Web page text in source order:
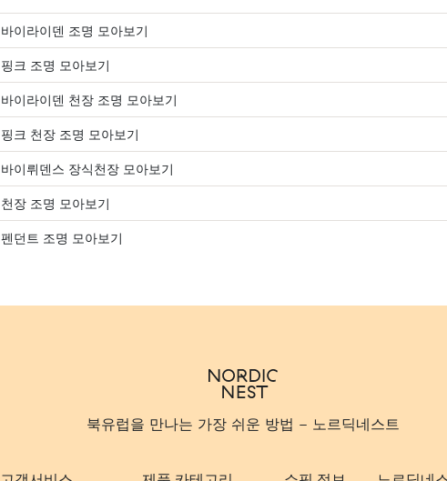
바이라이덴 조명 모아보기
핑크 조명 모아보기
바이라이덴 천장 조명 모아보기
핑크 천장 조명 모아보기
바이뤼덴스 장식천장 모아보기
천장 조명 모아보기
펜던트 조명 모아보기
북유럽을 만나는 가장 쉬운 방법 - 노르딕네스트